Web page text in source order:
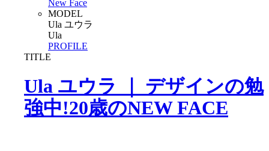
New Face
MODEL
Ula ユウラ
Ula
PROFILE
TITLE
Ula ユウラ ｜ デザインの勉
強中!20歳のNEW FACE